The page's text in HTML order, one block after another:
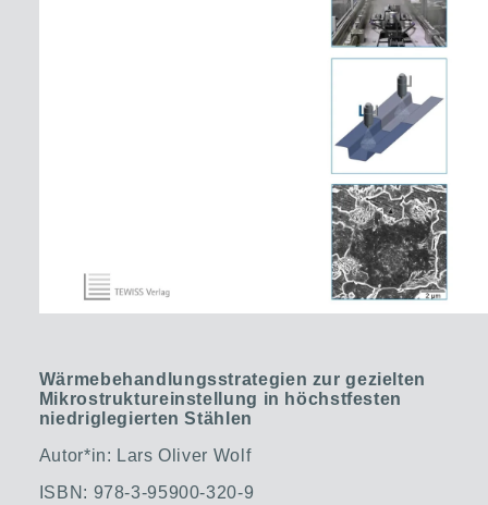
Wärmebehandlungsstrategien zur gezielten
Mikrostruktureinstellung in höchstfesten
niedriglegierten Stählen
Autor*in: Lars Oliver Wolf
ISBN: 978-3-95900-320-9